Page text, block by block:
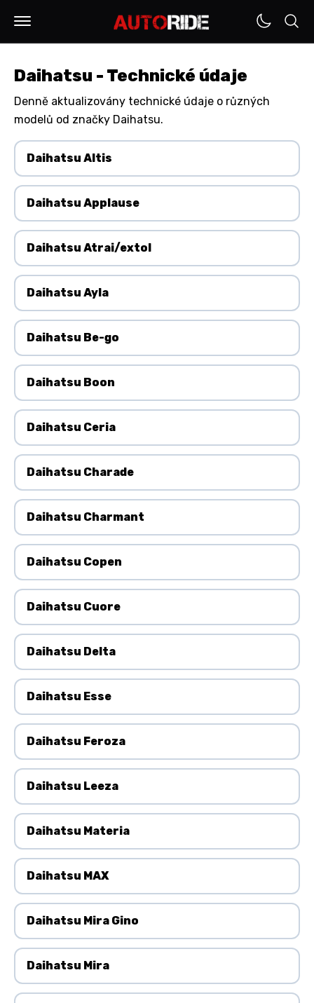
Daihatsu - Technické údaje
Denně aktualizovány technické údaje o různých
modelů od značky Daihatsu.
Daihatsu Altis
Daihatsu Applause
Daihatsu Atrai/extol
Daihatsu Ayla
Daihatsu Be-go
Daihatsu Boon
Daihatsu Ceria
Daihatsu Charade
Daihatsu Charmant
Daihatsu Copen
Daihatsu Cuore
Daihatsu Delta
Daihatsu Esse
Daihatsu Feroza
Daihatsu Leeza
Daihatsu Materia
Daihatsu MAX
Daihatsu Mira Gino
Daihatsu Mira